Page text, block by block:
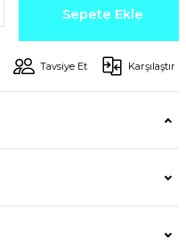
Sepete Ekle
Tavsiye Et Karşılaştır